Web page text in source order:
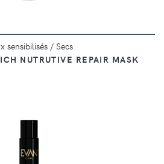
sensibilisés / Secs
NUTRUTIVE REPAIR MASK